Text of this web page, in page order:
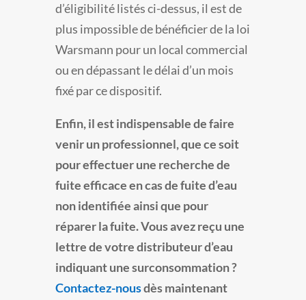
d’éligibilité listés ci-dessus, il est de
plus impossible de bénéficier de la loi
Warsmann pour un local commercial
ou en dépassant le délai d’un mois
fixé par ce dispositif.
Enfin, il est indispensable de faire
venir un professionnel, que ce soit
pour effectuer une recherche de
fuite efficace en cas de fuite d’eau
non identifiée ainsi que pour
réparer la fuite. Vous avez reçu une
lettre de votre distributeur d’eau
indiquant une surconsommation ?
Contactez-nousdès maintenant